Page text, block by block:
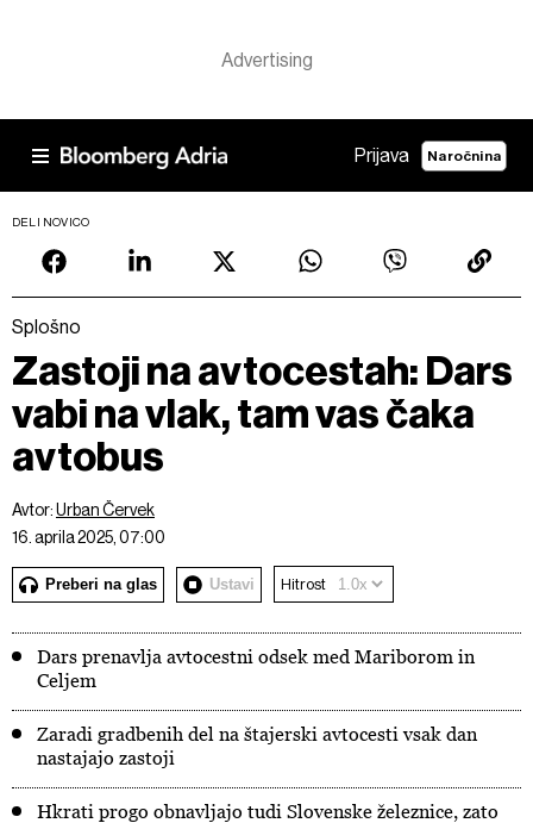
Prijava Naročnina
DELI NOVICO
Splošno
Zastoji na avtocestah: Dars
vabi na vlak, tam vas čaka
avtobus
Avtor:Urban Červek
16. aprila 2025, 07:00
Preberi na glas Ustavi Hitrost
Dars prenavlja avtocestni odsek med Mariborom in
Celjem
Zaradi gradbenih del na štajerski avtocesti vsak dan
nastajajo zastoji
Hkrati progo obnavljajo tudi Slovenske železnice, zato